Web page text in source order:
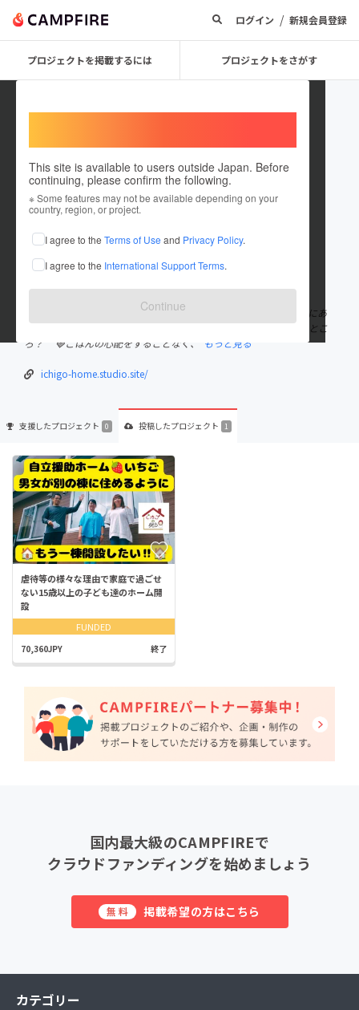
ログイン / 新規会員登録
プロジェクトを掲載するには プロジェクトをさがす
This site is available to users outside Japan. Before
continuing, please confirm the following.
※ Some features may not be available depending on your
country, region, or project.
I agree to the Terms of Use and Privacy Policy.
I agree to the International Support Terms.
Continue
ichigonosato
これまでに1件のプロジェクトを投稿しています
在住国：日本 現在地：北海道
出身国：日本 出身地：未設定
自立援助ホーム🍓いちご 「ぼくのわたしの居場所」 北海道旭川市にあ
る自立援助ホームです🍓 🏠『自立援助ホーム いちご』ってどんなとこ
ろ？ 🍓ごはんの心配をすることなく、
もっと見る
ichigo-home.studio.site/
支援したプロジェクト 0 投稿したプロジェクト 1
虐待等の様々な理由で家庭で過ごせ
ない15歳以上の子ども達のホーム開
設
FUNDED
70,360JPY 終了
国内最大級のCAMPFIREで
クラウドファンディングを始めましょう
無料 掲載希望の方はこちら
カテゴリー